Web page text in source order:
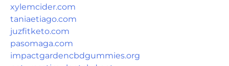
xylemcider.com
taniaetiago.com
juzfitketo.com
pasomaga.com
impactgardencbdgummies.org